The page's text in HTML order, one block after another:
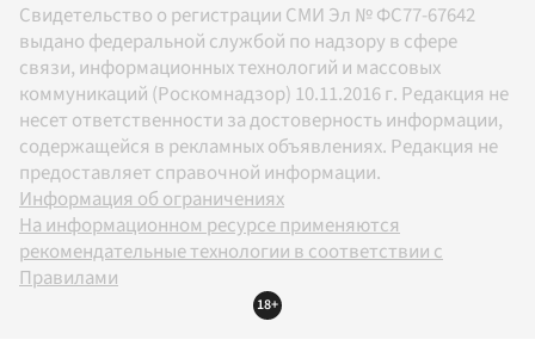
Свидетельство о регистрации СМИ Эл № ФС77-67642
выдано федеральной службой по надзору в сфере
связи, информационных технологий и массовых
коммуникаций (Роскомнадзор) 10.11.2016 г. Редакция не
несет ответственности за достоверность информации,
содержащейся в рекламных объявлениях. Редакция не
предоставляет справочной информации.
Информация об ограничениях
На информационном ресурсе применяются
рекомендательные технологии в соответствии с
Правилами
18+